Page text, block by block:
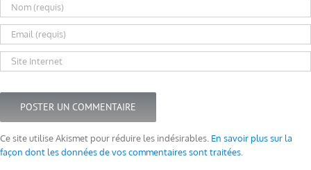
Ce site utilise Akismet pour réduire les indésirables. En savoir plus sur la
façon dont les données de vos commentaires sont traitées